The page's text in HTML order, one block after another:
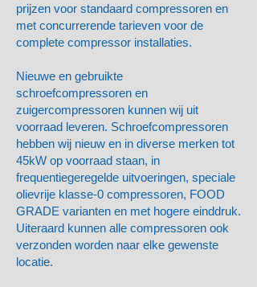
prijzen voor standaard compressoren en
met concurrerende tarieven voor de
complete compressor installaties.
Nieuwe en gebruikte
schroefcompressoren en
zuigercompressoren kunnen wij uit
voorraad leveren. Schroefcompressoren
hebben wij nieuw en in diverse merken tot
45kW op voorraad staan, in
frequentiegeregelde uitvoeringen, speciale
olievrije klasse-0 compressoren, FOOD
GRADE varianten en met hogere einddruk.
Uiteraard kunnen alle compressoren ook
verzonden worden naar elke gewenste
locatie.